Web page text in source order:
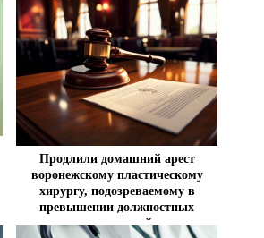
Продлили домашний арест
воронежскому пластическому
хирургу, подозреваемому в
превышении должностных
полномочий